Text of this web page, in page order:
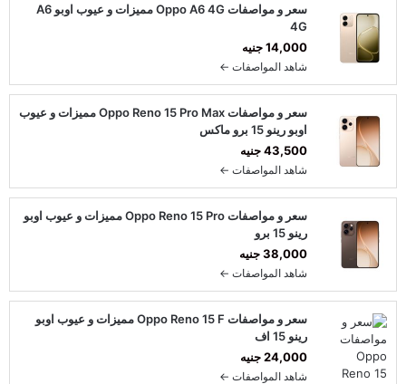
سعر و مواصفات Oppo A6 4G مميزات و عيوب اوبو A6
4G
14,000 جنيه
شاهد المواصفات ←
سعر و مواصفات Oppo Reno 15 Pro Max مميزات و عيوب
اوبو رينو 15 برو ماكس
43,500 جنيه
شاهد المواصفات ←
سعر و مواصفات Oppo Reno 15 Pro مميزات و عيوب اوبو
رينو 15 برو
38,000 جنيه
شاهد المواصفات ←
سعر و مواصفات Oppo Reno 15 F مميزات و عيوب اوبو
رينو 15 اف
24,000 جنيه
شاهد المواصفات ←